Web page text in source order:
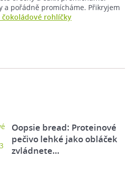
a pořádně promícháme. Přikryjem
čokoládové rohlíčky
Oopsie bread: Proteinové
pečivo lehké jako obláček
zvládnete…